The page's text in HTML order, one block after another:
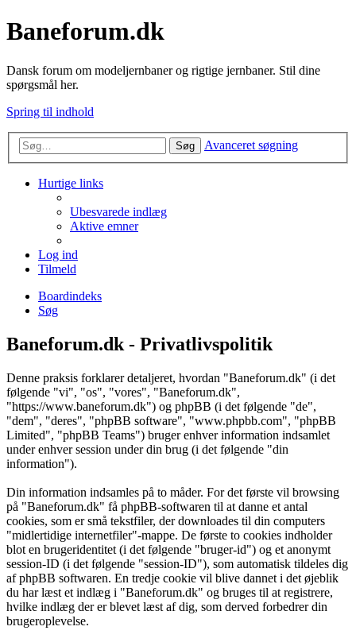
Baneforum.dk
Dansk forum om modeljernbaner og rigtige jernbaner. Stil dine
spørgsmål her.
Spring til indhold
Søg Avanceret søgning
Hurtige links
Ubesvarede indlæg
Aktive emner
Log ind
Tilmeld
Boardindeks
Søg
Baneforum.dk - Privatlivspolitik
Denne praksis forklarer detaljeret, hvordan "Baneforum.dk" (i det
følgende "vi", "os", "vores", "Baneforum.dk",
"https://www.baneforum.dk") og phpBB (i det følgende "de",
"dem", "deres", "phpBB software", "www.phpbb.com", "phpBB
Limited", "phpBB Teams") bruger enhver information indsamlet
under enhver session under din brug (i det følgende "din
information").
Din information indsamles på to måder. For det første vil browsing
på "Baneforum.dk" få phpBB-softwaren til at danne et antal
cookies, som er små tekstfiler, der downloades til din computers
"midlertidige internetfiler"-mappe. De første to cookies indholder
blot en brugeridentitet (i det følgende "bruger-id") og et anonymt
session-ID (i det følgende "session-ID"), som automatisk tildeles dig
af phpBB softwaren. En tredje cookie vil blive dannet i det øjeblik
du har læst et indlæg i "Baneforum.dk" og bruges til at registrere,
hvilke indlæg der er blevet læst af dig, som derved forbedrer din
brugeroplevelse.